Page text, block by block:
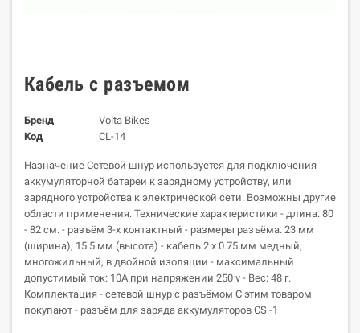
Кабель с разъемом
Бренд
Volta Bikes
Код
CL-14
Назначение Сетевой шнур используется для подключения
аккумуляторной батареи к зарядному устройству, или
зарядного устройства к электрической сети. Возможны другие
области применения. Технические характеристики - длина: 80
- 82 см. - разъём 3-х контактный - размеры разъёма: 23 мм
(ширина), 15.5 мм (высота) - кабель 2 х 0.75 мм медный,
многожильный, в двойной изоляции - максимальный
допустимый ток: 10А при напряжении 250 v - Вес: 48 г.
Комплектация - сетевой шнур с разъёмом С этим товаром
покупают - разъём для заряда аккумуляторов CS -1